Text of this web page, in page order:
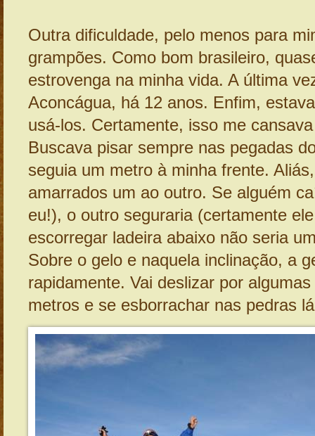
Outra dificuldade, pelo menos para
grampões. Como bom brasileiro,
estrovenga na minha vida. A última
Aconcágua, há 12 anos. Enfim,
usá-los. Certamente, isso me
Buscava pisar sempre nas pegadas
seguia um metro à minha frente.
amarrados um ao outro. Se alguém
eu!), o outro seguraria (certamente
escorregar ladeira abaixo não seria
Sobre o gelo e naquela inclinação, a
rapidamente. Vai deslizar por
metros e se esborrachar nas pedras